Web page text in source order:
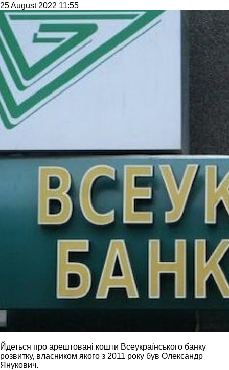
25 August 2022 11:55
Йдеться про арештовані кошти Всеукраїнського банку
розвитку, власником якого з 2011 року був Олександр
Янукович.